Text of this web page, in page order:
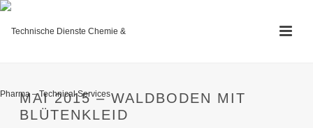
MAI 2015 – WALDBODEN MIT
BLÜTENKLEID